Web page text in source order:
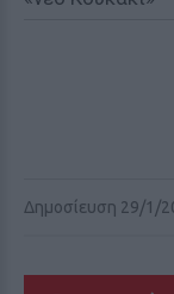
Δημοσίευση 29/1/